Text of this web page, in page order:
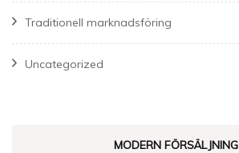
Traditionell marknadsföring
Uncategorized
MODERN FÖRSÄLJNING